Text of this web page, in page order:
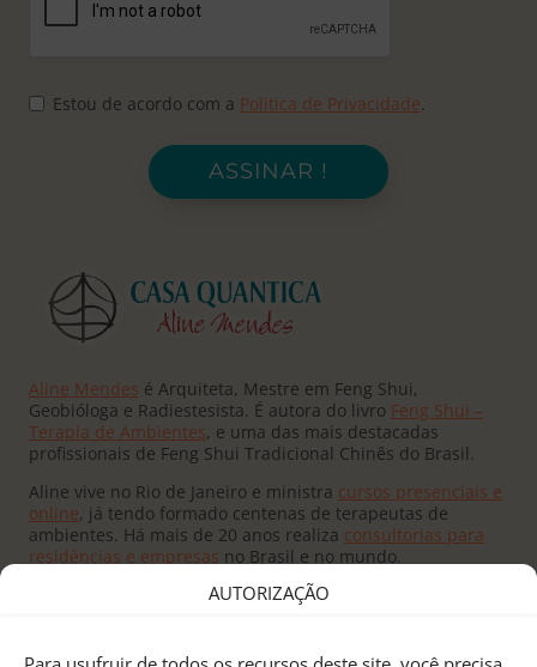
AUTORIZAÇÃO
Estou de acordo com a Política de Privacidade.
ASSINAR !
Aline Mendes é Arquiteta, Mestre em Feng Shui,
Geobióloga e Radiestesista. É autora do livro Feng Shui –
Terapia de Ambientes, e uma das mais destacadas
profissionais de Feng Shui Tradicional Chinês do Brasil.
Aline vive no Rio de Janeiro e ministra cursos presenciais e
online, já tendo formado centenas de terapeutas de
ambientes. Há mais de 20 anos realiza consultorias para
residências e empresas no Brasil e no mundo.